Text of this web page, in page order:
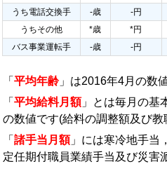
うち電話交換手
-歳 -円
うちその他
*歳 *円
バス事業運転手
-歳 -円
「 平均年齢 」は2016年4月の数
「 平均給料月額」とは毎月の基
の数値です(給料の調整額及び教
「 諸手当月額」には寒冷地手当
定任期付職員業績手当及び災害